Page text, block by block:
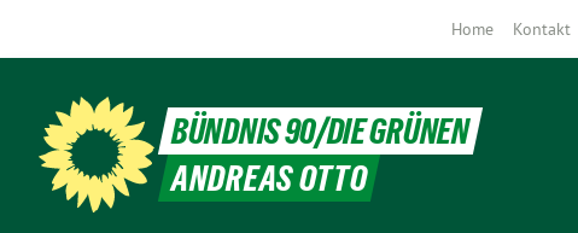
Home Kontakt
BÜNDNIS 90/DIE GRÜNEN
ANDREAS OTTO